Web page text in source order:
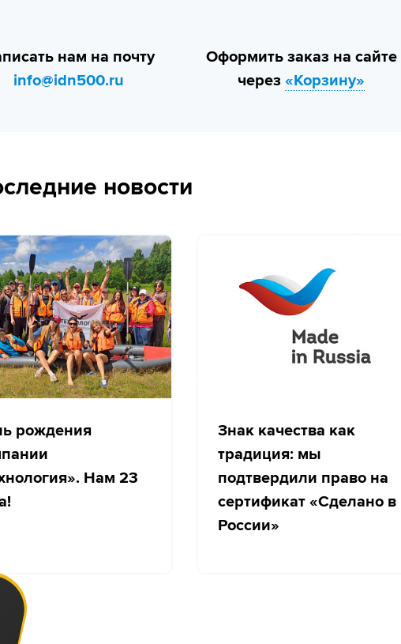
нам на почту
info@idn500.ru
Оформить заказ на сайте
через «Корзину»
новости
рождения
Нам 23
Знак качества как
традиция: мы
подтвердили право на
сертификат «Сделано в
России»